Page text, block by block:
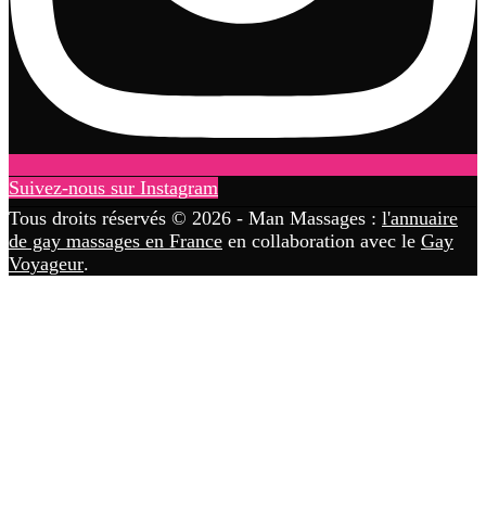
Suivez-nous sur Instagram
Tous droits réservés © 2026 - Man Massages : l'annuaire
de gay massages en France en collaboration avec le Gay
Voyageur.